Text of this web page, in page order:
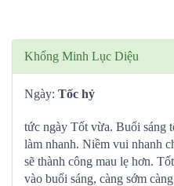
Khổng Minh Lục Diệu
Ngày: Tốc hỷ
tức ngày Tốt vừa. Buổi sáng
làm nhanh. Niềm vui nhanh
sẽ thành công mau lẹ hơn.
vào buổi sáng, càng sớm